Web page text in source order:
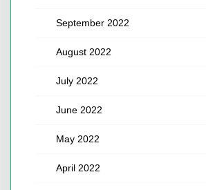
September 2022
August 2022
July 2022
June 2022
May 2022
April 2022